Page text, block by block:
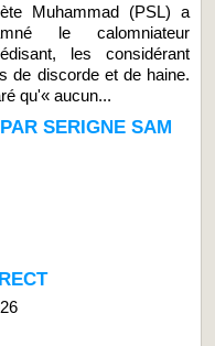
Muhammad (PSL) a
le calomniateur
les considérant
de discorde et de haine.
qu'« aucun...
SERIGNE SAM